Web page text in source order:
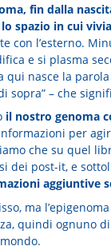
fin dalla
spazio in cui
con l’esterno.
e si plasma
qui nasce la parola
sopra” – che
il nostro genoma
per
che su quel
dei post-it, e
aggiuntive
ma
quindi ognuno